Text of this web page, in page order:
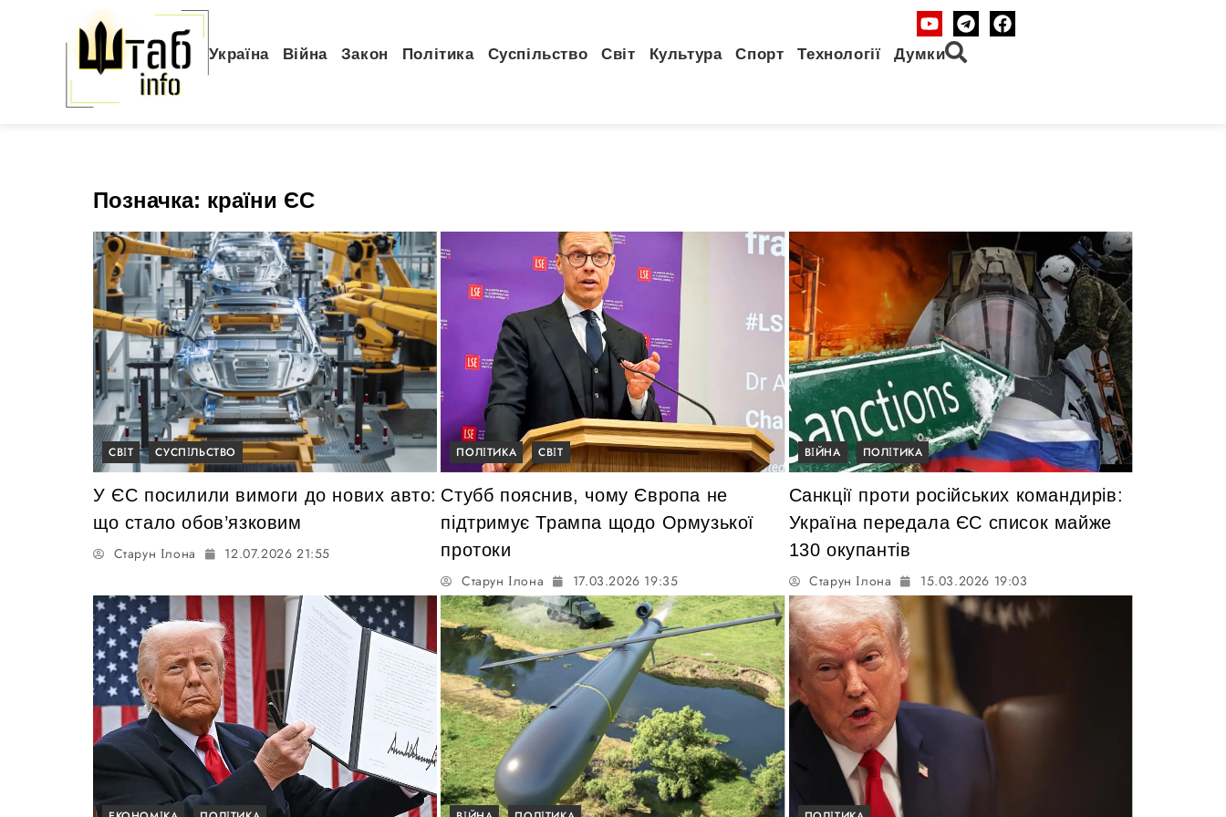
Україна Війна Закон Політика Суспільство Світ Культура Спорт Технології Думки
Позначка: країни ЄС
СВІТ СУСПІЛЬСТВО
У ЄС посилили вимоги до нових авто:
що стало обов’язковим
Старун Ілона 12.07.2026 21:55
ПОЛІТИКА СВІТ
Стубб пояснив, чому Європа не
підтримує Трампа щодо Ормузької
протоки
Старун Ілона 17.03.2026 19:35
ВІЙНА ПОЛІТИКА
Санкції проти російських командирів:
Україна передала ЄС список майже
130 окупантів
Старун Ілона 15.03.2026 19:03